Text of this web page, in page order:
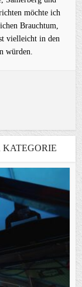
möchte ich
Brauchtum,
vielleicht in den
würden.